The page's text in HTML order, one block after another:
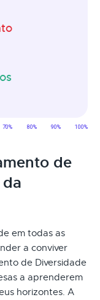
de
em todas as
a conviver
de Diversidade
a aprenderem
horizontes. A